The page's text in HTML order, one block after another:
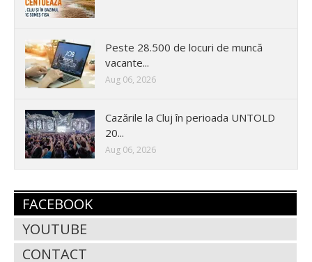
Peste 28.500 de locuri de muncă
vacante...
Aug 06, 2026
Cazările la Cluj în perioada UNTOLD
20...
Aug 06, 2026
FACEBOOK
YOUTUBE
CONTACT